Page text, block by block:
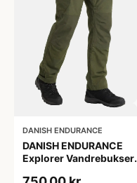
DANISH ENDURANCE
DANISH ENDURANCE
Explorer Vandrebukser,